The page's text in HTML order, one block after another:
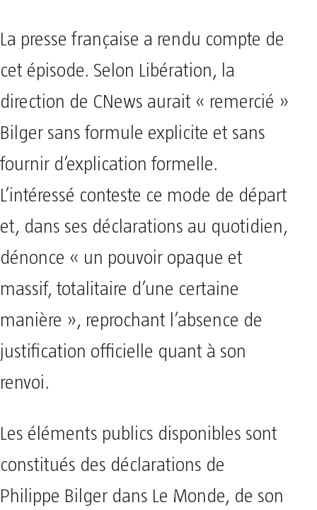
La presse française a rendu compte de
cet épisode. Selon Libération, la
direction de CNews aurait « remercié »
Bilger sans formule explicite et sans
fournir d’explication formelle.
L’intéressé conteste ce mode de départ
et, dans ses déclarations au quotidien,
dénonce « un pouvoir opaque et
massif, totalitaire d’une certaine
manière », reprochant l’absence de
justification officielle quant à son
renvoi.
Les éléments publics disponibles sont
constitués des déclarations de
Philippe Bilger dans Le Monde, de son